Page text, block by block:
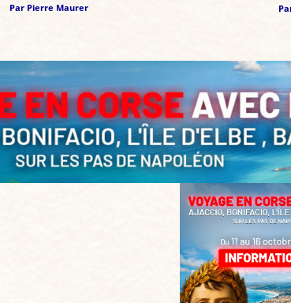
Par Pierre Maurer